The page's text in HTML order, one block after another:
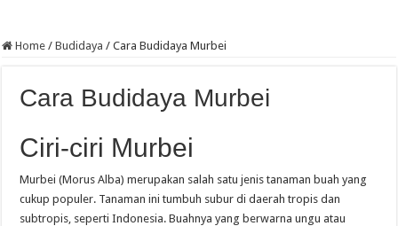
Home / Budidaya / Cara Budidaya Murbei
Cara Budidaya Murbei
Ciri-ciri Murbei
Murbei (Morus Alba) merupakan salah satu jenis tanaman buah yang
cukup populer. Tanaman ini tumbuh subur di daerah tropis dan
subtropis, seperti Indonesia. Buahnya yang berwarna ungu atau